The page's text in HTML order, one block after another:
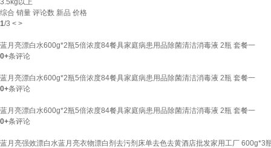
3.5kg以上
综合 销量 评论数 新品 价格
1/3 < >
蓝月亮漂白水600g*2瓶5倍浓度84餐具家庭病患用品除菌清洁消毒液 2瓶 套餐一
0+条评论
蓝月亮漂白水600g*2瓶5倍浓度84餐具家庭病患用品除菌清洁消毒液 2瓶 套餐一
0+条评论
蓝月亮漂白水600g*2瓶5倍浓度84餐具家庭病患用品除菌清洁消毒液 2瓶 套餐一
0+条评论
蓝月亮强效漂白水蓝月亮衣物漂白剂去污剂床单去色去黄酒店批发家用工厂 600g*3